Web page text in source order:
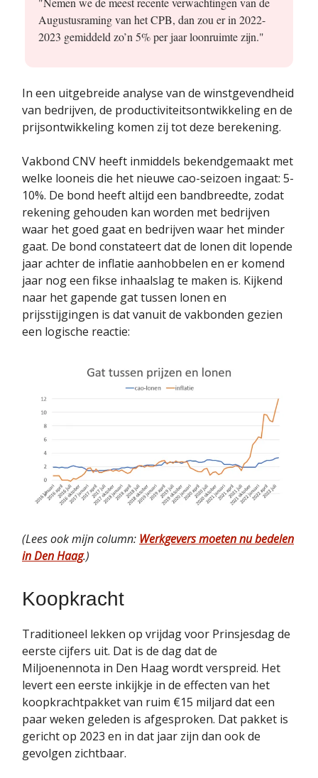
Augustusraming van het CPB, dan zou er in 2022-
2023 gemiddeld zo’n 5% per jaar loonruimte zijn."
In een uitgebreide analyse van de winstgevendheid
van bedrijven, de productiviteitsontwikkeling en de
prijsontwikkeling komen zij tot deze berekening.
Vakbond CNV heeft inmiddels bekendgemaakt met
welke looneis die het nieuwe cao-seizoen ingaat: 5-
10%. De bond heeft altijd een bandbreedte, zodat
rekening gehouden kan worden met bedrijven
waar het goed gaat en bedrijven waar het minder
gaat. De bond constateert dat de lonen dit lopende
jaar achter de inflatie aanhobbelen en er komend
jaar nog een fikse inhaalslag te maken is. Kijkend
naar het gapende gat tussen lonen en
prijsstijgingen is dat vanuit de vakbonden gezien
een logische reactie:
(Lees ook mijn column: Werkgevers moeten nu bedelen
in Den Haag.)
Koopkracht
Traditioneel lekken op vrijdag voor Prinsjesdag de
eerste cijfers uit. Dat is de dag dat de
Miljoenennota in Den Haag wordt verspreid. Het
levert een eerste inkijkje in de effecten van het
koopkrachtpakket van ruim €15 miljard dat een
paar weken geleden is afgesproken. Dat pakket is
gericht op 2023 en in dat jaar zijn dan ook de
gevolgen zichtbaar.